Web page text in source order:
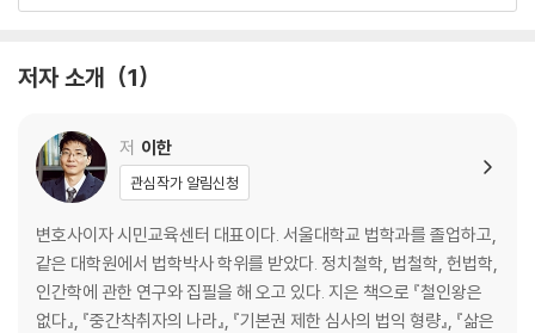
13장 정치적 책임을 이행하는 일이 즐거울 수 있을까
15장 가치를 경험하는 방법
16장 속물 세계관의 파산
17장 자유인을 위한 나침반
주석
찾아보기
저자 소개 1
저 이한
관심작가 알림신청
변호사이자 시민교육센터 대표이다. 서울대학교 법학과를 졸업하고,
같은 대학원에서 법학박사 학위를 받았다. 정치철학, 법철학, 헌법학,
인간학에 관한 연구와 집필을 해 오고 있다. 지은 책으로 『철인왕은
없다』, 『중간착취자의 나라』, 『기본권 제한 심사의 법익 형량』, 『삶은